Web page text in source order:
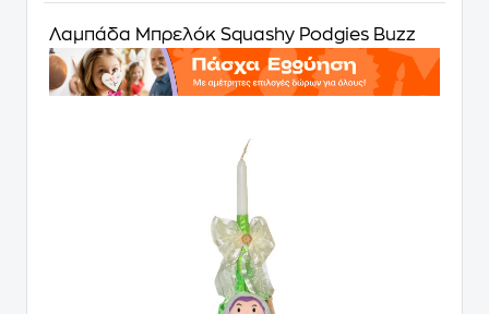
Λαμπάδα Μπρελόκ Squashy Podgies Buzz